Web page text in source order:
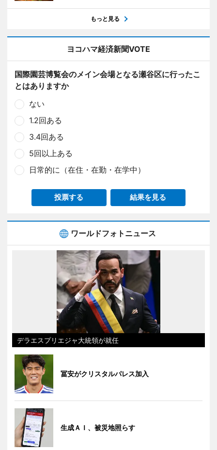
もっと見る
ヨコハマ経済新聞VOTE
国際園芸博覧会のメイン会場となる瀬谷区に行ったこ
とはありますか
ない
1.2回ある
3.4回ある
5回以上ある
日常的に（在住・在勤・在学中）
投票する 結果を見る
ワールドフォトニュース
デラエスプリエジャ大統領が就任
冨安がクリスタルパレス加入
生成ＡＩ、被災地照らす